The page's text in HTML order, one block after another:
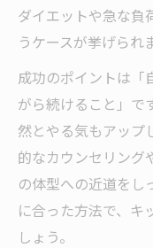
ダイエットや急な負
うケースが挙げられ
成功のポイントは「
がら続けること」で
然とやる気もアップ
的なカウンセリング
の体型への近道をし
に合った方法で、キ
しょう。